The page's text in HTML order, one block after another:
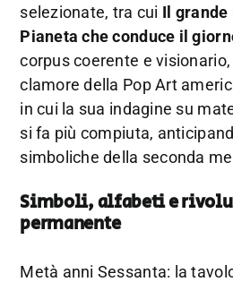
selezionate, tra cui Il
Pianeta che conduce il
corpus coerente e
clamore della Pop Art
in cui la sua indagine su
si fa più compiuta,
simboliche della seconda
Simboli, alfabeti e
permanente
Metà anni Sessanta: la